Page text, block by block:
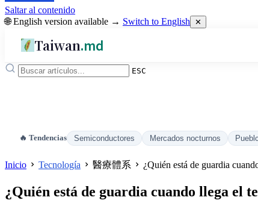
Saltar al contenido
🌐 English version available → Switch to English ✕
Taiwan.md
ESC
🔥 Tendencias Semiconductores Mercados nocturnos
Inicio Tecnología 醫療體系 ¿Quién está de guardia
¿Quién está de guardia cuando llega el